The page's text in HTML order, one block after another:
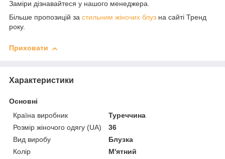
Заміри дізнавайтеся у нашого менеджера.
Більше пропозицій за стильним жіночих блуз на сайті Тренд
року.
Приховати
Характеристики
Основні
Країна виробник
Туреччина
Розмір жіночого одягу (UA)
36
Вид виробу
Блузка
Колір
М'ятний